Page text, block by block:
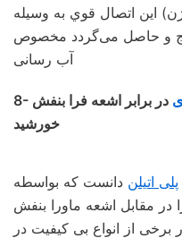
اين اتصال قوي به وسيله
و حاصل می‌گردد مخصوص
آب رسانی
در برابر اشعه فرا بنفش
خورشيد
پلی اتیلن دانست که بواسطه
در مقابل اشعه ماورا بنفش
برخی از انواع بی کیفیت در